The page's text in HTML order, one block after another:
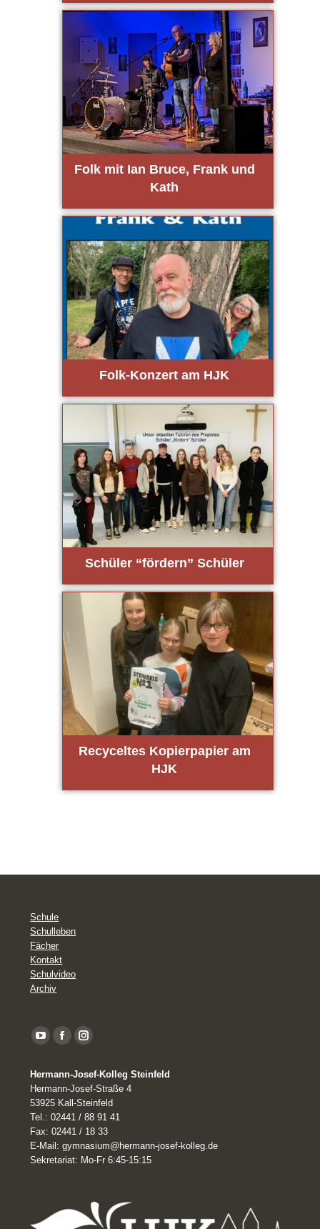
Folk mit Ian Bruce, Frank und
Kath
Folk-Kon­zert am HJK
Schü­ler “för­dern” Schü­ler
Recy­cel­tes Kopier­pa­pier am
HJK
Schule
Schulleben
Fächer
Kontakt
Schulvideo
Archiv
YouTube
opens
in
new
window
FacebookInstagram
Hermann-Josef-Kolleg Steinfeld
Hermann-Josef-Straße 4
53925 Kall-Steinfeld
Tel.: 02441 / 88 91 41
Fax: 02441 / 18 33
E-Mail: gymnasium@hermann-josef-kolleg.de
Sekretariat: Mo-Fr 6:45-15:15